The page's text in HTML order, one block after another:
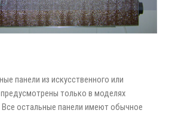
панели из искусственного или
только в моделях
остальные панели имеют обычное